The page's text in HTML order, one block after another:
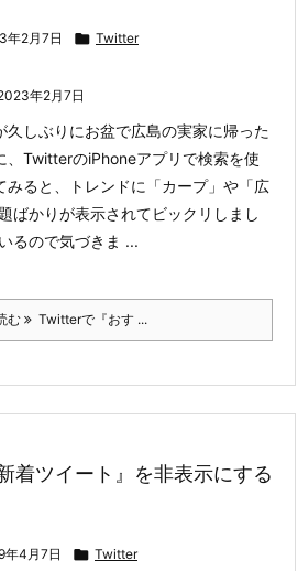
年2月7日  Twitter
年2月7日
久しぶりにお盆で広島の実家に帰った
、TwitterのiPhoneアプリで検索を使
みると、トレンドに「カープ」や「広
ばかりが表示されてビックリしまし
るので気づきま ...
む Twitterで『おす ...
着ツイート』を非表示にする
年4月7日  Twitter